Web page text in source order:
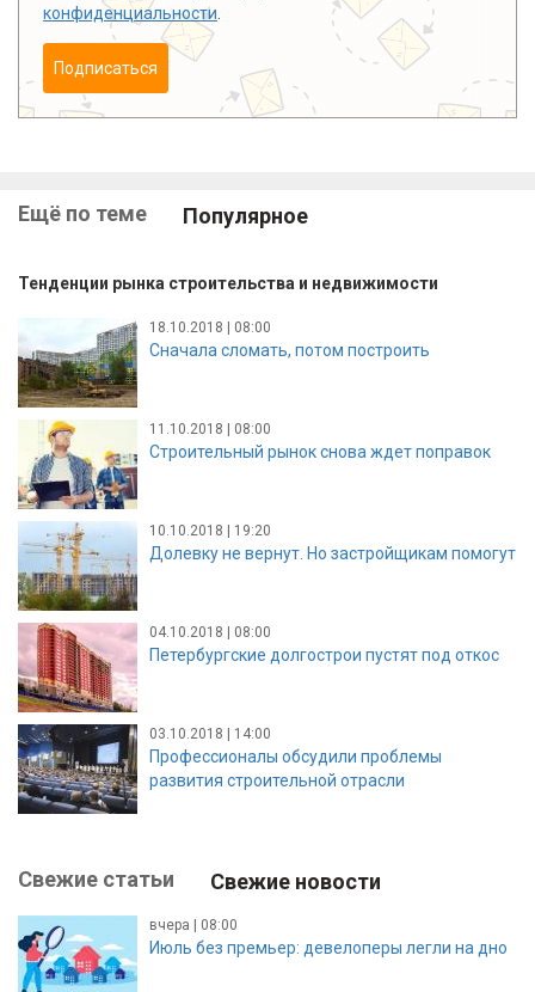
конфиденциальности
Подписаться
Ещё по теме Популярное
Тенденции рынка строительства и недвижимости
18.10.2018 | 08:00
Сначала сломать, потом построить
11.10.2018 | 08:00
Строительный рынок снова ждет поправок
10.10.2018 | 19:20
Долевку не вернут. Но застройщикам помогут
04.10.2018 | 08:00
Петербургские долгострои пустят под откос
03.10.2018 | 14:00
Профессионалы обсудили проблемы
развития строительной отрасли
Свежие статьи Свежие новости
вчера | 08:00
Июль без премьер: девелоперы легли на дно